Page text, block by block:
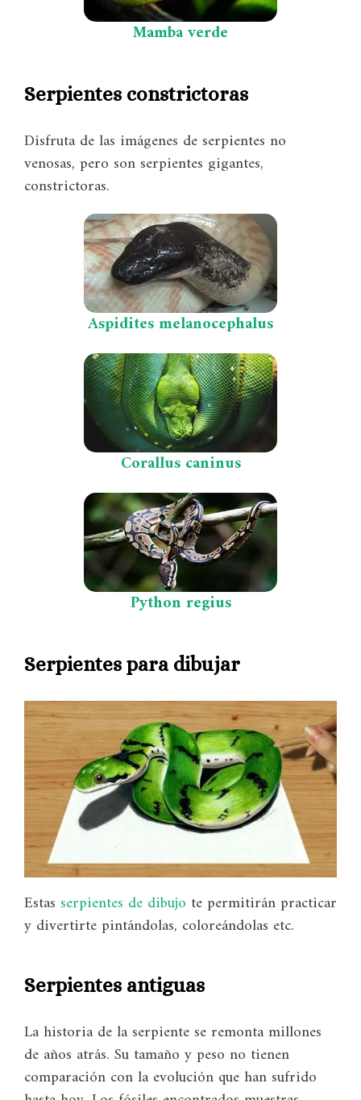
Mamba verde
Serpientes constrictoras
Disfruta de las imágenes de serpientes no
venosas, pero son serpientes gigantes,
constrictoras.
Aspidites melanocephalus
Corallus caninus
Python regius
Serpientes para dibujar
Estas serpientes de dibujo te permitirán practicar
y divertirte pintándolas, coloreándolas etc.
Serpientes antiguas
La historia de la serpiente se remonta millones
de años atrás. Su tamaño y peso no tienen
comparación con la evolución que han sufrido